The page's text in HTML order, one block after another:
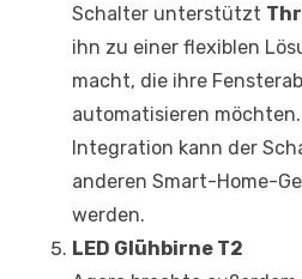
Schalter unterstützt
ihn zu einer flexiblen
macht, die ihre
automatisieren
Integration kann der
anderen Smart-Home-
werden.
LED Glühbirne T2